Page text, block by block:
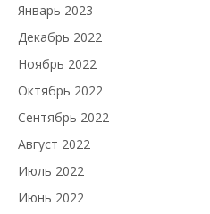
Январь 2023
Декабрь 2022
Ноябрь 2022
Октябрь 2022
Сентябрь 2022
Август 2022
Июль 2022
Июнь 2022